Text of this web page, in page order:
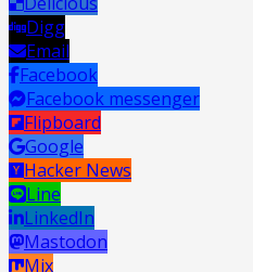
Digg
Email
Facebook
Facebook messenger
Flipboard
Google
Hacker News
Line
LinkedIn
Mastodon
Mix